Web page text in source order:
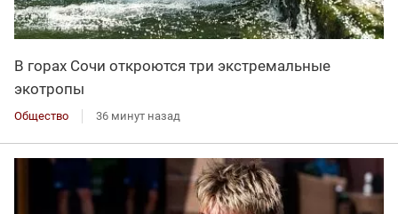
В горах Сочи откроются три экстремальные
экотропы
Общество 36 минут назад